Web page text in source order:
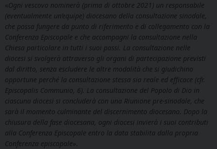
«Ogni vescovo nominerà (prima di ottobre 2021) un responsabile
(eventualmente un’equipe) diocesano della consultazione sinodale,
che possa fungere da punto di riferimento e di collegamento con la
Conferenza Episcopale e che accompagni la consultazione nella
Chiesa particolare in tutti i suoi passi. La consultazione nelle
diocesi si svolgerà attraverso gli organi di partecipazione previsti
dal diritto, senza escludere le altre modalità che si giudichino
opportune perché la consultazione stessa sia reale ed efficace (cfr.
Episcopalis Communio, 6). La consultazione del Popolo di Dio in
ciascuna diocesi si concluderà con una Riunione pre-sinodale, che
sarà il momento culminante del discernimento diocesano. Dopo la
chiusura della fase diocesana, ogni diocesi invierà i suoi contributi
alla Conferenza Episcopale entro la data stabilita dalla propria
Conferenza episcopale».